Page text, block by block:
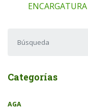
Categorías
AGA